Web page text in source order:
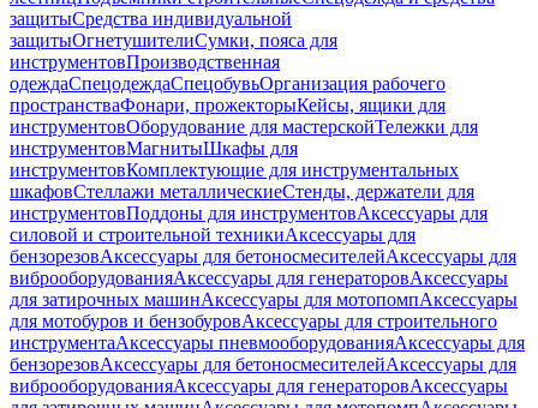
защитыСредства индивидуальной
защитыОгнетушителиСумки, пояса для
инструментовПроизводственная
одеждаСпецодеждаСпецобувьОрганизация рабочего
пространстваФонари, прожекторыКейсы, ящики для
инструментовОборудование для мастерскойТележки для
инструментовМагнитыШкафы для
инструментовКомплектующие для инструментальных
шкафовСтеллажи металлическиеСтенды, держатели для
инструментовПоддоны для инструментовАксессуары для
силовой и строительной техникиАксессуары для
бензорезовАксессуары для бетоносмесителейАксессуары для
виброоборудованияАксессуары для генераторовАксессуары
для затирочных машинАксессуары для мотопомпАксессуары
для мотобуров и бензобуровАксессуары для строительного
инструментаАксессуары пневмооборудованияАксессуары для
бензорезовАксессуары для бетоносмесителейАксессуары для
виброоборудованияАксессуары для генераторовАксессуары